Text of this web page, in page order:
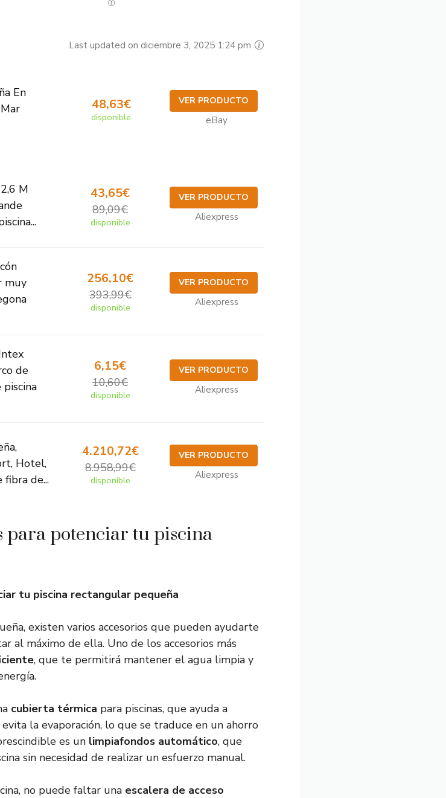
Last updated on diciembre 3, 2025 1:24 pm
En
48,63€
disponible
VER PRODUCTO
eBay
M
43,65€
89,09€
disponible
VER PRODUCTO
Aliexpress
muy
256,10€
393,99€
disponible
VER PRODUCTO
Aliexpress
de
6,15€
10,60€
disponible
VER PRODUCTO
Aliexpress
Hotel,
fibra de...
4.210,72€
8.958,99€
disponible
VER PRODUCTO
Aliexpress
para potenciar tu piscina
tu piscina rectangular pequeña
existen varios accesorios que pueden ayudarte
al máximo de ella. Uno de los accesorios más
, que te permitirá mantener el agua limpia y
cubierta térmica para piscinas, que ayuda a
la evaporación, lo que se traduce en un ahorro
es un limpiafondos automático, que
sin necesidad de realizar un esfuerzo manual.
no puede faltar una escalera de acceso